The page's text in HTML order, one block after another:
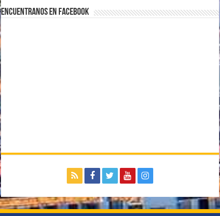
Encuentranos en Facebook